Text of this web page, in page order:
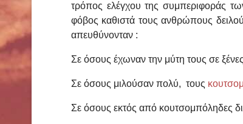
τρόπος ελέγχου της συμπεριφοράς
φόβος καθιστά τους ανθρώπους
απευθύνονταν :
Σε όσους έχωναν την μύτη τους σε
Σε όσους μιλούσαν πολύ, τους
Σε όσους εκτός από κουτσομπόληδες